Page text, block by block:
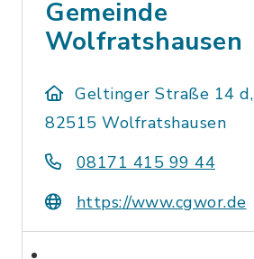
Gemeinde
Wolfratshausen
Geltinger Straße 14 d,
82515 Wolfratshausen
08171 415 99 44
https://www.cgwor.de